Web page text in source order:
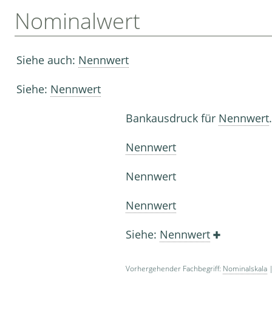
Nominalwert
Siehe auch: Nennwert
Siehe: Nennwert
Bankausdruck für Nennwert.
Nennwert
Nennwert
Nennwert
Siehe: Nennwert
Vorhergehender Fachbegriff: Nominalskala